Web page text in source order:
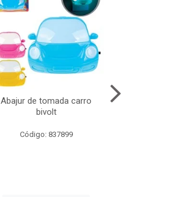
Abajur de tomada carro
bivolt
Código: 837899